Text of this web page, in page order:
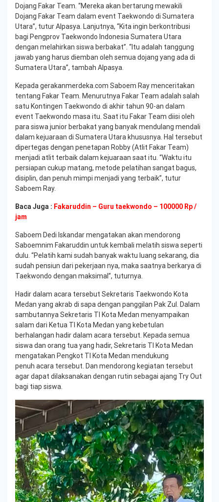
Dojang Fakar Team. “Mereka akan bertarung mewakili
Dojang Fakar Team dalam event Taekwondo di Sumatera
Utara”, tutur Alpasya. Lanjutnya, “Kita ingin berkontribusi
bagi Pengprov Taekwondo Indonesia Sumatera Utara
dengan melahirkan siswa berbakat”. “Itu adalah tanggung
jawab yang harus diemban oleh semua dojang yang ada di
Sumatera Utara”, tambah Alpasya.
Kepada gerakanmerdeka.com Saboem Ray menceritakan
tentang Fakar Team. Menurutnya Fakar Team adalah salah
satu Kontingen Taekwondo di akhir tahun 90-an dalam
event Taekwondo masa itu. Saat itu Fakar Team diisi oleh
para siswa junior berbakat yang banyak mendulang mendali
dalam kejuaraan di Sumatera Utara khususnya. Hal tersebut
dipertegas dengan penetapan Robby (Atlit Fakar Team)
menjadi atlit terbaik dalam kejuaraan saat itu. “Waktu itu
persiapan cukup matang, metode pelatihan sangat bagus,
disiplin, dan penuh mimpi menjadi yang terbaik”, tutur
Saboem Ray.
Baca Juga : Fakaruddin – Guru taekwondo – 100000 Rp /
jam
Saboem Dedi Iskandar mengatakan akan mendorong
Saboemnim Fakaruddin untuk kembali melatih siswa seperti
dulu. “Pelatih kami sudah banyak waktu luang sekarang, dia
sudah pensiun dari pekerjaan nya, maka saatnya berkarya di
Taekwondo dengan maksimal”, tuturnya.
Hadir dalam acara tersebut Sekretaris Taekwondo Kota
Medan yang akrab di sapa dengan panggilan Pak Zul. Dalam
sambutannya Sekretaris TI Kota Medan menyampaikan
salam dari Ketua TI Kota Medan yang kebetulan
berhalangan hadir dalam acara tersebut. Kepada semua
siswa dan orang tua yang hadir, Sekretaris TI Kota Medan
mengatakan Pengkot TI Kota Medan mendukung
penuh acara tersebut. Dan mendorong kegiatan tersebut
agar dapat dilaksanakan dengan rutin sebagai ajang Try Out
bagi tiap siswa.